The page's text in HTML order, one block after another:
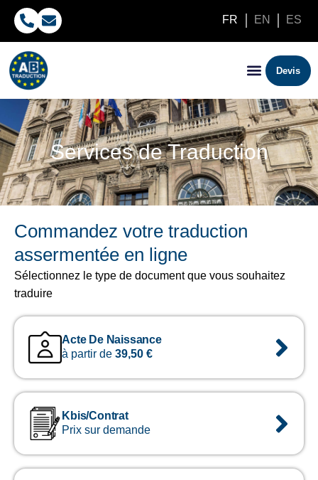
FR EN ES
Devis
Services de Traduction
Commandez votre traduction
assermentée en ligne
Sélectionnez le type de document que vous souhaitez
traduire
Acte De Naissance
à partir de39,50€
Kbis/contrat
Prix sur demande